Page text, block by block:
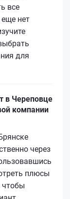
все
нет
для
в Череповце
компании
через
плюсы
чтобы